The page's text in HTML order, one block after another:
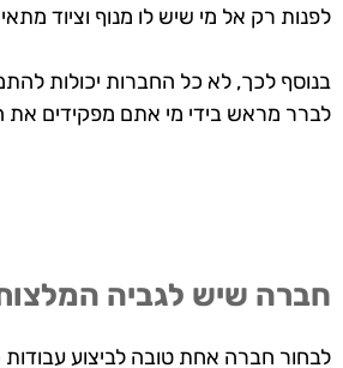
לפנות רק אל מי שיש לו מנוף וציוד
בנוסף לכך, לא כל החברות יכולות
לברר מראש בידי מי אתם מפקידים
חברה שיש לגביה
לבחור חברה אחת טובה לביצוע עבודות